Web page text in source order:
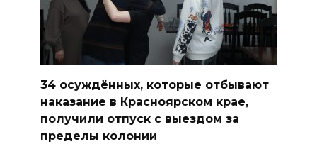
34 осуждённых, которые отбывают
наказание в Красноярском крае,
получили отпуск с выездом за
пределы колонии